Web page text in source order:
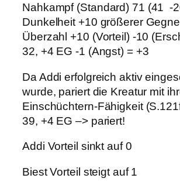
Nahkampf (Standard) 71 (41 -
Dunkelheit +10 größerer
Überzahl +10 (Vorteil) -10
32, +4 EG -1 (Angst) = +3
Da Addi erfolgreich aktiv
wurde, pariert die Kreatur mit
Einschüchtern-Fähigkeit
39, +4 EG –> pariert!
Addi Vorteil sinkt auf 0
Biest Vorteil steigt auf 1